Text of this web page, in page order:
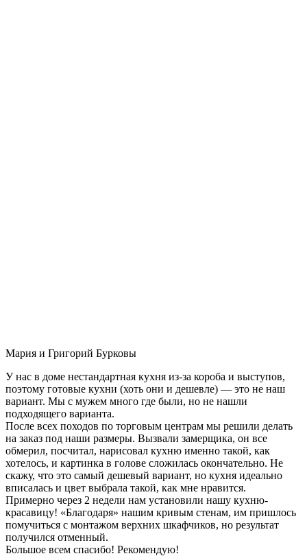
Мария и Григорий Бурковы
У нас в доме нестандартная кухня из-за короба и выступов,
поэтому готовые кухни (хоть они и дешевле) — это не наш
вариант. Мы с мужем много где были, но не нашли
подходящего варианта.
После всех походов по торговым центрам мы решили делать
на заказ под наши размеры. Вызвали замерщика, он все
обмерил, посчитал, нарисовал кухню именно такой, как
хотелось, и картинка в голове сложилась окончательно. Не
скажу, что это самый дешевый вариант, но кухня идеально
вписалась и цвет выбрала такой, как мне нравится.
Примерно через 2 недели нам установили нашу кухню-
красавицу! «Благодаря» нашим кривым стенам, им пришлось
помучиться с монтажом верхних шкафчиков, но результат
получился отменный.
Большое всем спасибо! Рекомендую!